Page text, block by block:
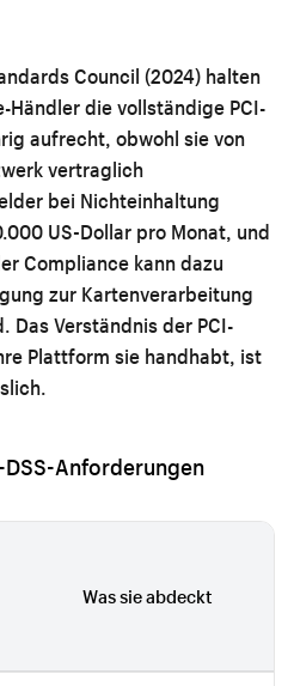
Council (2024) halten
Händler die vollständige PCI-
aufrecht, obwohl sie von
vertraglich
bei Nichteinhaltung
US-Dollar pro Monat, und
Compliance kann dazu
zur Kartenverarbeitung
Das Verständnis der PCI-
Plattform sie handhabt, ist
Anforderungen
Was sie abdeckt